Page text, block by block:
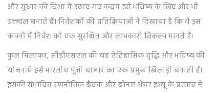
और सुधार की दिशा में उठाए गए कदम इसे भविष्य के लिए और भी
उज्ज्वल बनाते हैं। निवेशकों की प्रतिक्रियाओं ने दिखाया है कि वे इस
कंपनी में निवेश को एक सुरक्षित और लाभकारी विकल्प मानते हैं।
कुल मिलाकर, सीडीएसएल की यह ऐतिहासिक वृद्धि और भविष्य की
योजनाएँ इसे भारतीय पूंजी बाजार का एक प्रमुख खिलाड़ी बनाती हैं।
इसकी संभावित रणनीतिक बैठक और बोनस शेयर इश्यू के प्रस्ताव ने